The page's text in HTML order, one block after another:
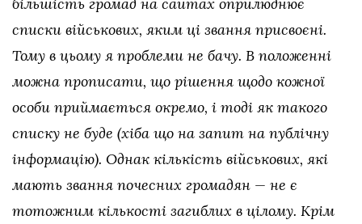
списки військових, яким ці звання присвоєні.
Тому в цьому я проблеми не бачу. В положенні
можна прописати, що рішення щодо кожної
особи приймається окремо, і тоді як такого
списку не буде (хіба що на запит на публічну
інформацію). Однак кількість військових, які
мають звання почесних громадян — не є
тотожним кількості загиблих в цілому. Крім